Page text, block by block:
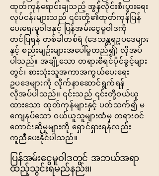
ထုတ်ကုန်ရောင်းချသည့် အွန်လိုင်းစီးပွားရေး
လုပ်ငန်းများသည် ၎င်းတို့၏ထုတ်ကုန်ပြန်
ပေးရေးမူဝါဒနှင့် ပြန်အမ်းငွေမူဝါဒကို
တင်ပြရန် တစ်ခါတစ်ရံ (ဒေသန္တရဥပဒေများ
နှင့် စည်းမျဉ်းများအပေါ်မူတည်၍) လိုအပ်
ပါသည်။ အချို့သော တရားစီရင်ပိုင်ခွင့်များ
တွင်၊ စားသုံးသူအကာအကွယ်ပေးရေး
ဥပဒေများကို လိုက်နာဆောင်ရွက်ရန်
လိုအပ်ပါသည်။ ၎င်းသည် ၎င်းတို့ဝယ်ယူ
ထားသော ထုတ်ကုန်များနှင့် ပတ်သက်၍ မ
ကျေနပ်သော ဝယ်ယူသူများထံမှ တရားဝင်
တောင်းဆိုမှုများကို ရှောင်ရှားရန်လည်း
ကူညီပေးနိုင်ပါသည်။
ပြန်အမ်းငွေမူဝါဒတွင် အဘယ်အရာ
ထည့်သွင်းရမည်နည်း။